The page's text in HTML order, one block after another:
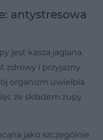
antystresowa
jest kasza jaglana.
zdrowy i przyjazny
organizm uwielbia
ze składem zupy
jako szczególnie